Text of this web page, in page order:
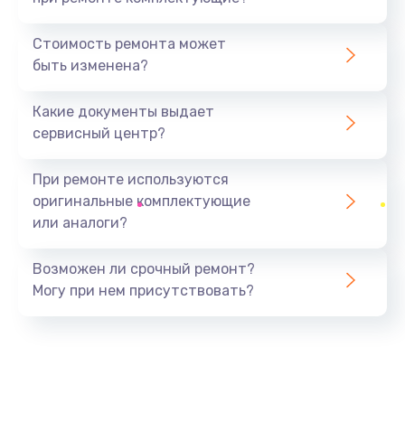
1440 руб.
Ремонт южного моста
Замена батарейки BIOS
Заказать
Стоимость ремонта может
быть изменена?
Какие документы выдает
сервисный центр?
При ремонте используются
оригинальные комплектующие
или аналоги?
Возможен ли срочный ремонт?
Могу при нем присутствовать?